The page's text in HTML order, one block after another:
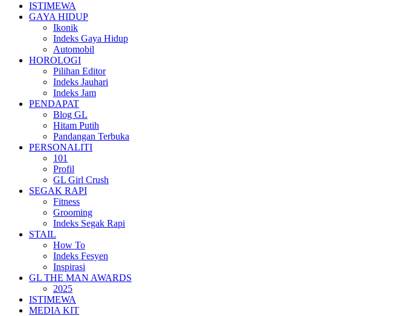
ISTIMEWA
GAYA HIDUP
Ikonik
Indeks Gaya Hidup
Automobil
HOROLOGI
Pilihan Editor
Indeks Jauhari
Indeks Jam
PENDAPAT
Blog GL
Hitam Putih
Pandangan Terbuka
PERSONALITI
101
Profil
GL Girl Crush
SEGAK RAPI
Fitness
Grooming
Indeks Segak Rapi
STAIL
How To
Indeks Fesyen
Inspirasi
GL THE MAN AWARDS
2025
ISTIMEWA
MEDIA KIT